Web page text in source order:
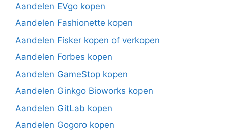
Aandelen EVgo kopen
Aandelen Fashionette kopen
Aandelen Fisker kopen of verkopen
Aandelen Forbes kopen
Aandelen GameStop kopen
Aandelen Ginkgo Bioworks kopen
Aandelen GitLab kopen
Aandelen Gogoro kopen